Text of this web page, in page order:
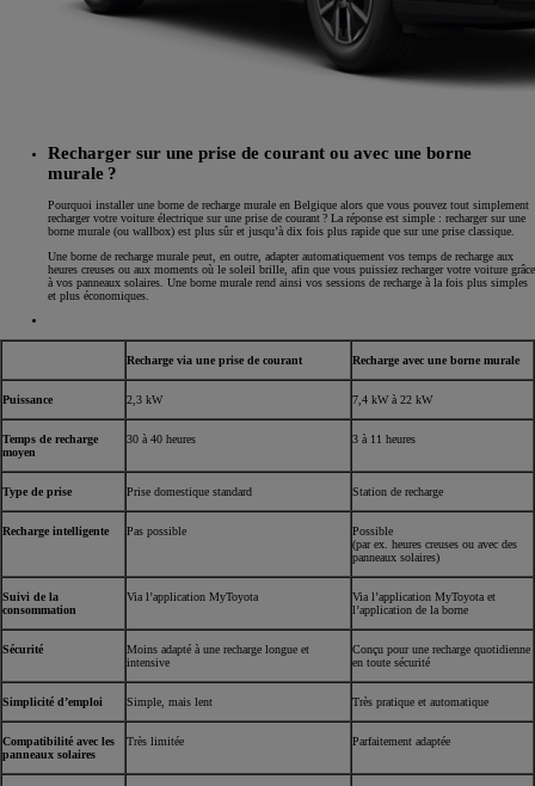
Recharger sur une prise de courant ou avec une borne
murale ?
Pourquoi installer une borne de recharge murale en Belgique alors que vous pouvez tout simplement
recharger votre voiture électrique sur une prise de courant ? La réponse est simple : recharger sur une
borne murale (ou wallbox) est plus sûr et jusqu’à dix fois plus rapide que sur une prise classique.
Une borne de recharge murale peut, en outre, adapter automatiquement vos temps de recharge aux
heures creuses ou aux moments où le soleil brille, afin que vous puissiez recharger votre voiture grâce
à vos panneaux solaires. Une borne murale rend ainsi vos sessions de recharge à la fois plus simples
et plus économiques.
Recharge via une prise de courant Recharge avec une borne murale
Puissance 2,3 kW 7,4 kW à 22 kW
Temps de recharge
moyen
30 à 40 heures 3 à 11 heures
Type de prise Prise domestique standard Station de recharge
Recharge intelligente Pas possible
Possible
(par ex. heures creuses ou avec des
panneaux solaires)
Suivi de la
consommation
Via l’application MyToyota
Via l’application MyToyota et
l’application de la borne
Sécurité
Moins adapté à une recharge longue et
intensive
Conçu pour une recharge quotidienne
en toute sécurité
Simplicité d’emploi Simple, mais lent Très pratique et automatique
Compatibilité avec les
panneaux solaires
Très limitée Parfaitement adaptée